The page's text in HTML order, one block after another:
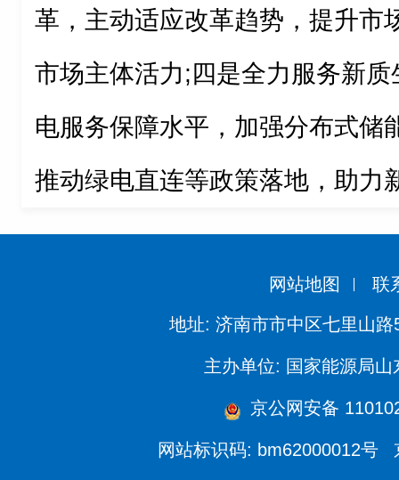
革，主动适应改革趋势，提升市
市场主体活力;四是全力服务新
电服务保障水平，加强分布式储
推动绿电直连等政策落地，助力
网站地图 联
地址: 济南市市中区七里山路
主办单位: 国家能源局山
京公网安备
网站标识码: bm62000012号